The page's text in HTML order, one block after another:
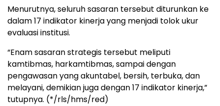
Menurutnya, seluruh sasaran tersebut diturunkan ke
dalam 17 indikator kinerja yang menjadi tolok ukur
evaluasi institusi.
“Enam sasaran strategis tersebut meliputi
kamtibmas, harkamtibmas, sampai dengan
pengawasan yang akuntabel, bersih, terbuka, dan
melayani, demikian juga dengan 17 indikator kinerja,”
tutupnya. (*/rls/hms/red)